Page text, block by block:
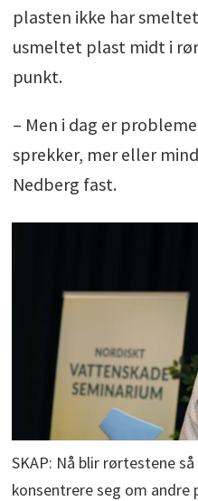
plasten ikke har
usmeltet plast midt i
punkt.
– Men i dag er
sprekker, mer eller
Nedberg fast.
SKAP: Nå blir rørtestene
konsentrere seg om andre